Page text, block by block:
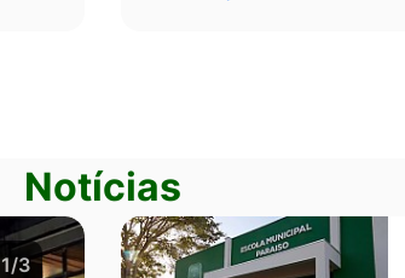
Notícias
2/3